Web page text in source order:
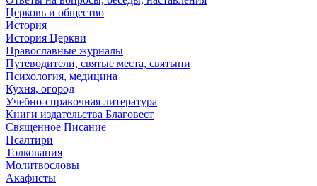
Церковь и общество
История
История Церкви
Православные журналы
Путеводители, святые места, святыни
Психология, медицина
Кухня, огород
Учебно-справочная литература
Книги издательства Благовест
Священное Писание
Псалтири
Толкования
Молитвословы
Акафисты